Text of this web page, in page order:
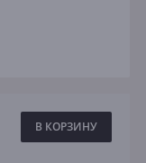
В КОРЗИНУ